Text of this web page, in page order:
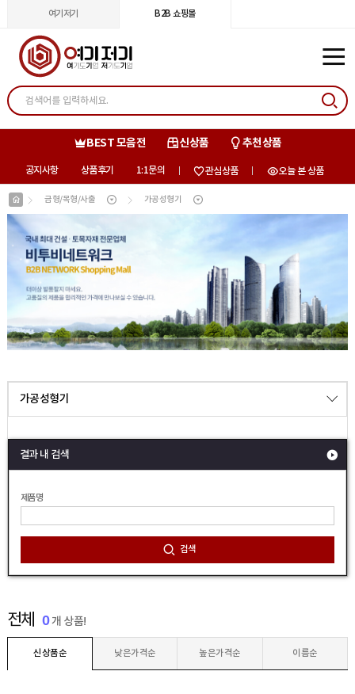
여기저기 B2B 쇼핑몰
BEST 모음전 신상품 추천상품
공지사항 상품후기 1:1문의 관심상품 오늘 본 상품
금형/목형/사출 가공성형기
가공성형기
결과 내 검색
제품명
검색
전체 0개 상품!
신상품순 낮은가격순 높은가격순 이름순